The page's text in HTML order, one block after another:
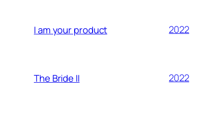
I am your product 2022
The Bride II 2022